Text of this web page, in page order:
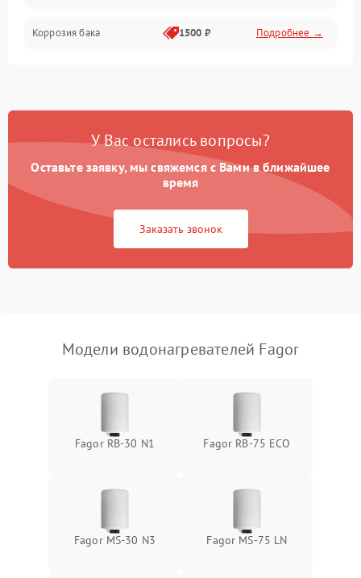
Коррозия бака 1500 ₽ Подробнее →
У Вас остались вопросы?
Оставьте заявку, мы свяжемся с Вами в ближайшее
время
Заказать звонок
Модели водонагревателей Fagor
Fagor RB-30 N1 Fagor RB-75 ECO
Fagor MS-30 N3 Fagor MS-75 LN